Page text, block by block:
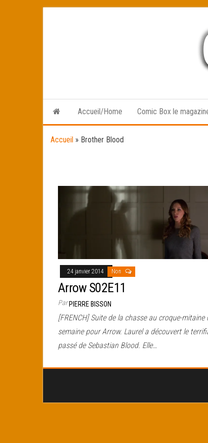
Accueil/Home Comic Box le
Accueil » Brother Blood
24 janvier 2014 Non
Arrow S02E11
ParPIERRE BISSON
[FRENCH] Suite de la chasse au croque-mitaine
semaine pour Arrow. Laurel a découvert le
passé de Sebastian Blood. Elle…